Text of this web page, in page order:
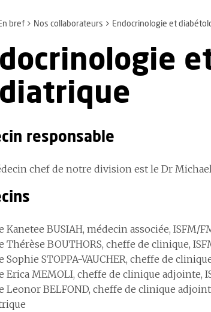
bref Nos collaborateurs Endocrinologie et
responsable
chef de notre division est le Dr Michael
Kanetee BUSIAH, médecin associée,
Thérèse BOUTHORS, cheffe de clinique,
Sophie STOPPA-VAUCHER, cheffe de
Erica MEMOLI, cheffe de clinique
Leonor BELFOND, cheffe de clinique